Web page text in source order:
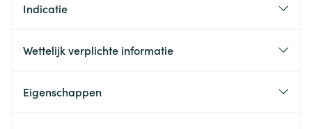
Indicatie
Wettelijk verplichte informatie
Eigenschappen